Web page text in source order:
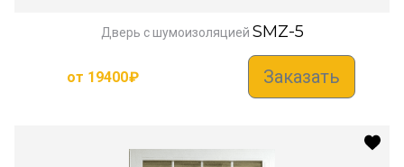
Дверь с шумоизоляцией SMZ-5
от 19400₽ Заказать